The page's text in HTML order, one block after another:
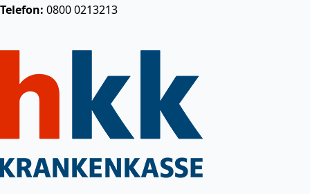
Telefon: 0800 0213213